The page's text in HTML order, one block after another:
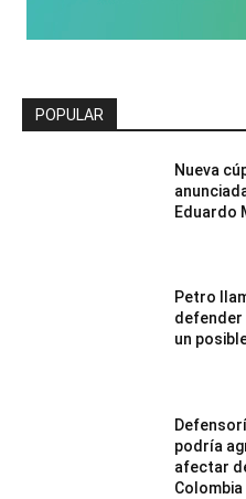
POPULAR
Nueva
Eduardo
Petro
defender
un
podría
afectar
Colombia